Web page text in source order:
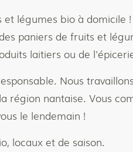
légumes bio à domicile !
paniers de fruits et
laitiers ou de
Nous
région nantaise. Vous
le lendemain !
locaux et de saison.